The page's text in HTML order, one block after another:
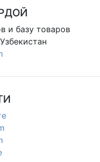
и базу товаров